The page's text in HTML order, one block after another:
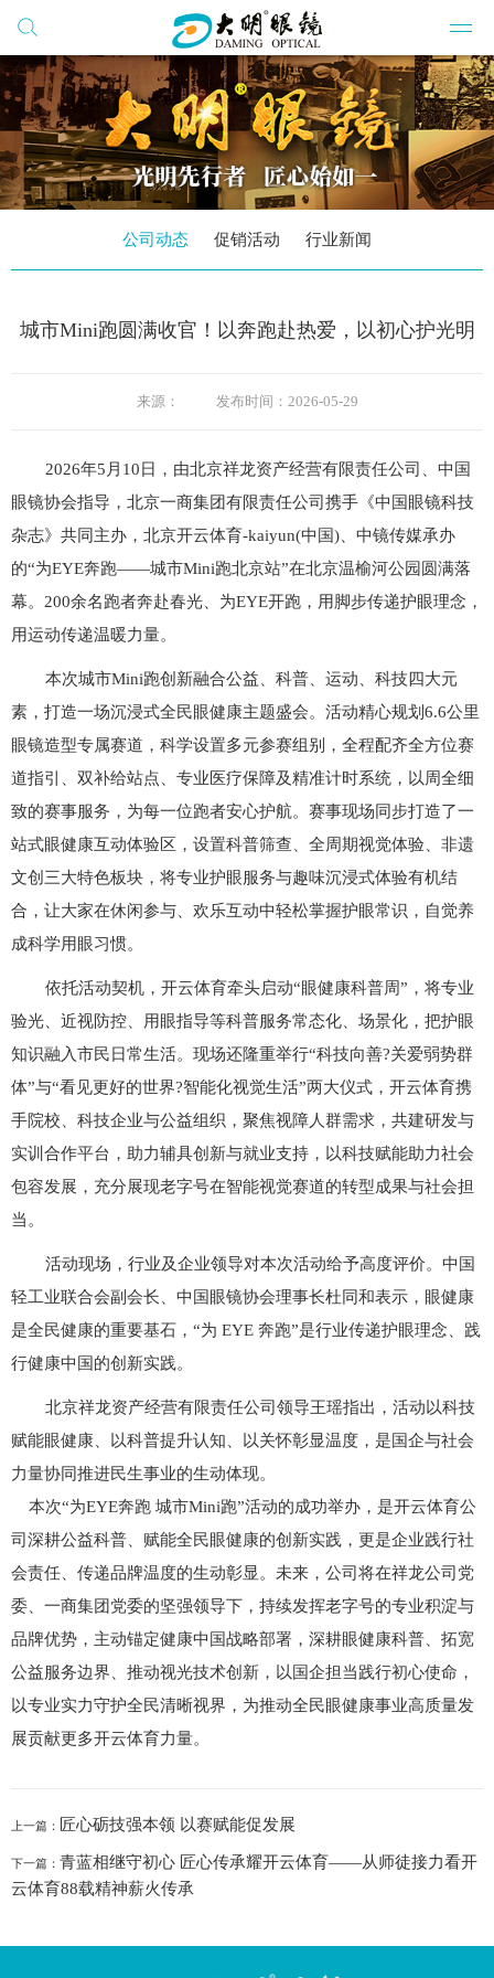
搜索
公司
公司
开云
公司
促销
行业
镜架
镜片
功能
眼睛
眼镜
公司动态 促销活动 行业新闻
城市Mini跑圆满收官！以奔跑赴热爱，以初心护光明
来源： 发布时间： 2026-05-29
2026年5月10日，由北京祥龙资产经营有限责任公司、中国
眼镜协会指导，北京一商集团有限责任公司携手《中国眼镜科技
杂志》共同主办，北京开云体育-kaiyun(中国)、中镜传媒承办
的“为EYE奔跑——城市Mini跑北京站”在北京温榆河公园圆满落
幕。200余名跑者奔赴春光、为EYE开跑，用脚步传递护眼理念，
用运动传递温暖力量。
本次城市Mini跑创新融合公益、科普、运动、科技四大元
素，打造一场沉浸式全民眼健康主题盛会。活动精心规划6.6公里
眼镜造型专属赛道，科学设置多元参赛组别，全程配齐全方位赛
道指引、双补给站点、专业医疗保障及精准计时系统，以周全细
致的赛事服务，为每一位跑者安心护航。赛事现场同步打造了一
站式眼健康互动体验区，设置科普筛查、全周期视觉体验、非遗
文创三大特色板块，将专业护眼服务与趣味沉浸式体验有机结
合，让大家在休闲参与、欢乐互动中轻松掌握护眼常识，自觉养
成科学用眼习惯。
依托活动契机，开云体育牵头启动“眼健康科普周”，将专业
验光、近视防控、用眼指导等科普服务常态化、场景化，把护眼
知识融入市民日常生活。现场还隆重举行“科技向善?关爱弱势群
体”与“看见更好的世界?智能化视觉生活”两大仪式，开云体育携
手院校、科技企业与公益组织，聚焦视障人群需求，共建研发与
实训合作平台，助力辅具创新与就业支持，以科技赋能助力社会
包容发展，充分展现老字号在智能视觉赛道的转型成果与社会担
当。
活动现场，行业及企业领导对本次活动给予高度评价。中国
轻工业联合会副会长、中国眼镜协会理事长杜同和表示，眼健康
是全民健康的重要基石，“为 EYE 奔跑”是行业传递护眼理念、践
行健康中国的创新实践。
北京祥龙资产经营有限责任公司领导王瑶指出，活动以科技
赋能眼健康、以科普提升认知、以关怀彰显温度，是国企与社会
力量协同推进民生事业的生动体现。
本次“为EYE奔跑 城市Mini跑”活动的成功举办，是开云体育公
司深耕公益科普、赋能全民眼健康的创新实践，更是企业践行社
会责任、传递品牌温度的生动彰显。未来，公司将在祥龙公司党
委、一商集团党委的坚强领导下，持续发挥老字号的专业积淀与
品牌优势，主动锚定健康中国战略部署，深耕眼健康科普、拓宽
公益服务边界、推动视光技术创新，以国企担当践行初心使命，
以专业实力守护全民清晰视界，为推动全民眼健康事业高质量发
展贡献更多开云体育力量。
上一篇： 匠心砺技强本领 以赛赋能促发展
下一篇： 青蓝相继守初心 匠心传承耀开云体育——从师徒接力看开
云体育88载精神薪火传承